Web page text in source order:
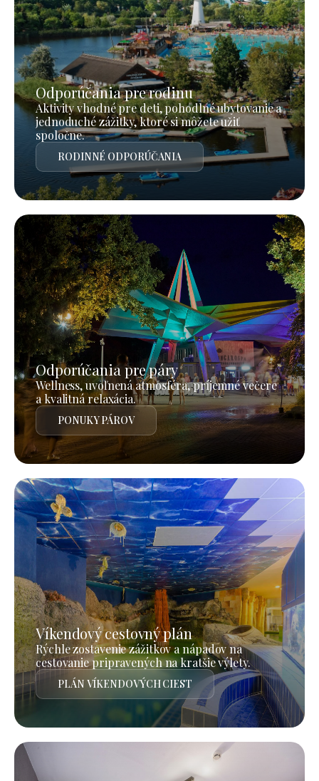
Odporúčania pre rodinu
Aktivity vhodné pre deti, pohodlné ubytovanie a
jednoduché zážitky, ktoré si môžete užiť
spoločne.
RODINNÉ ODPORÚČANIA
Odporúčania pre páry
Wellness, uvoľnená atmosféra, príjemné večere
a kvalitná relaxácia.
PONUKY PÁROV
Víkendový cestovný plán
Rýchle zostavenie zážitkov a nápadov na
cestovanie pripravených na kratšie výlety.
PLÁN VÍKENDOVÝCH CIEST